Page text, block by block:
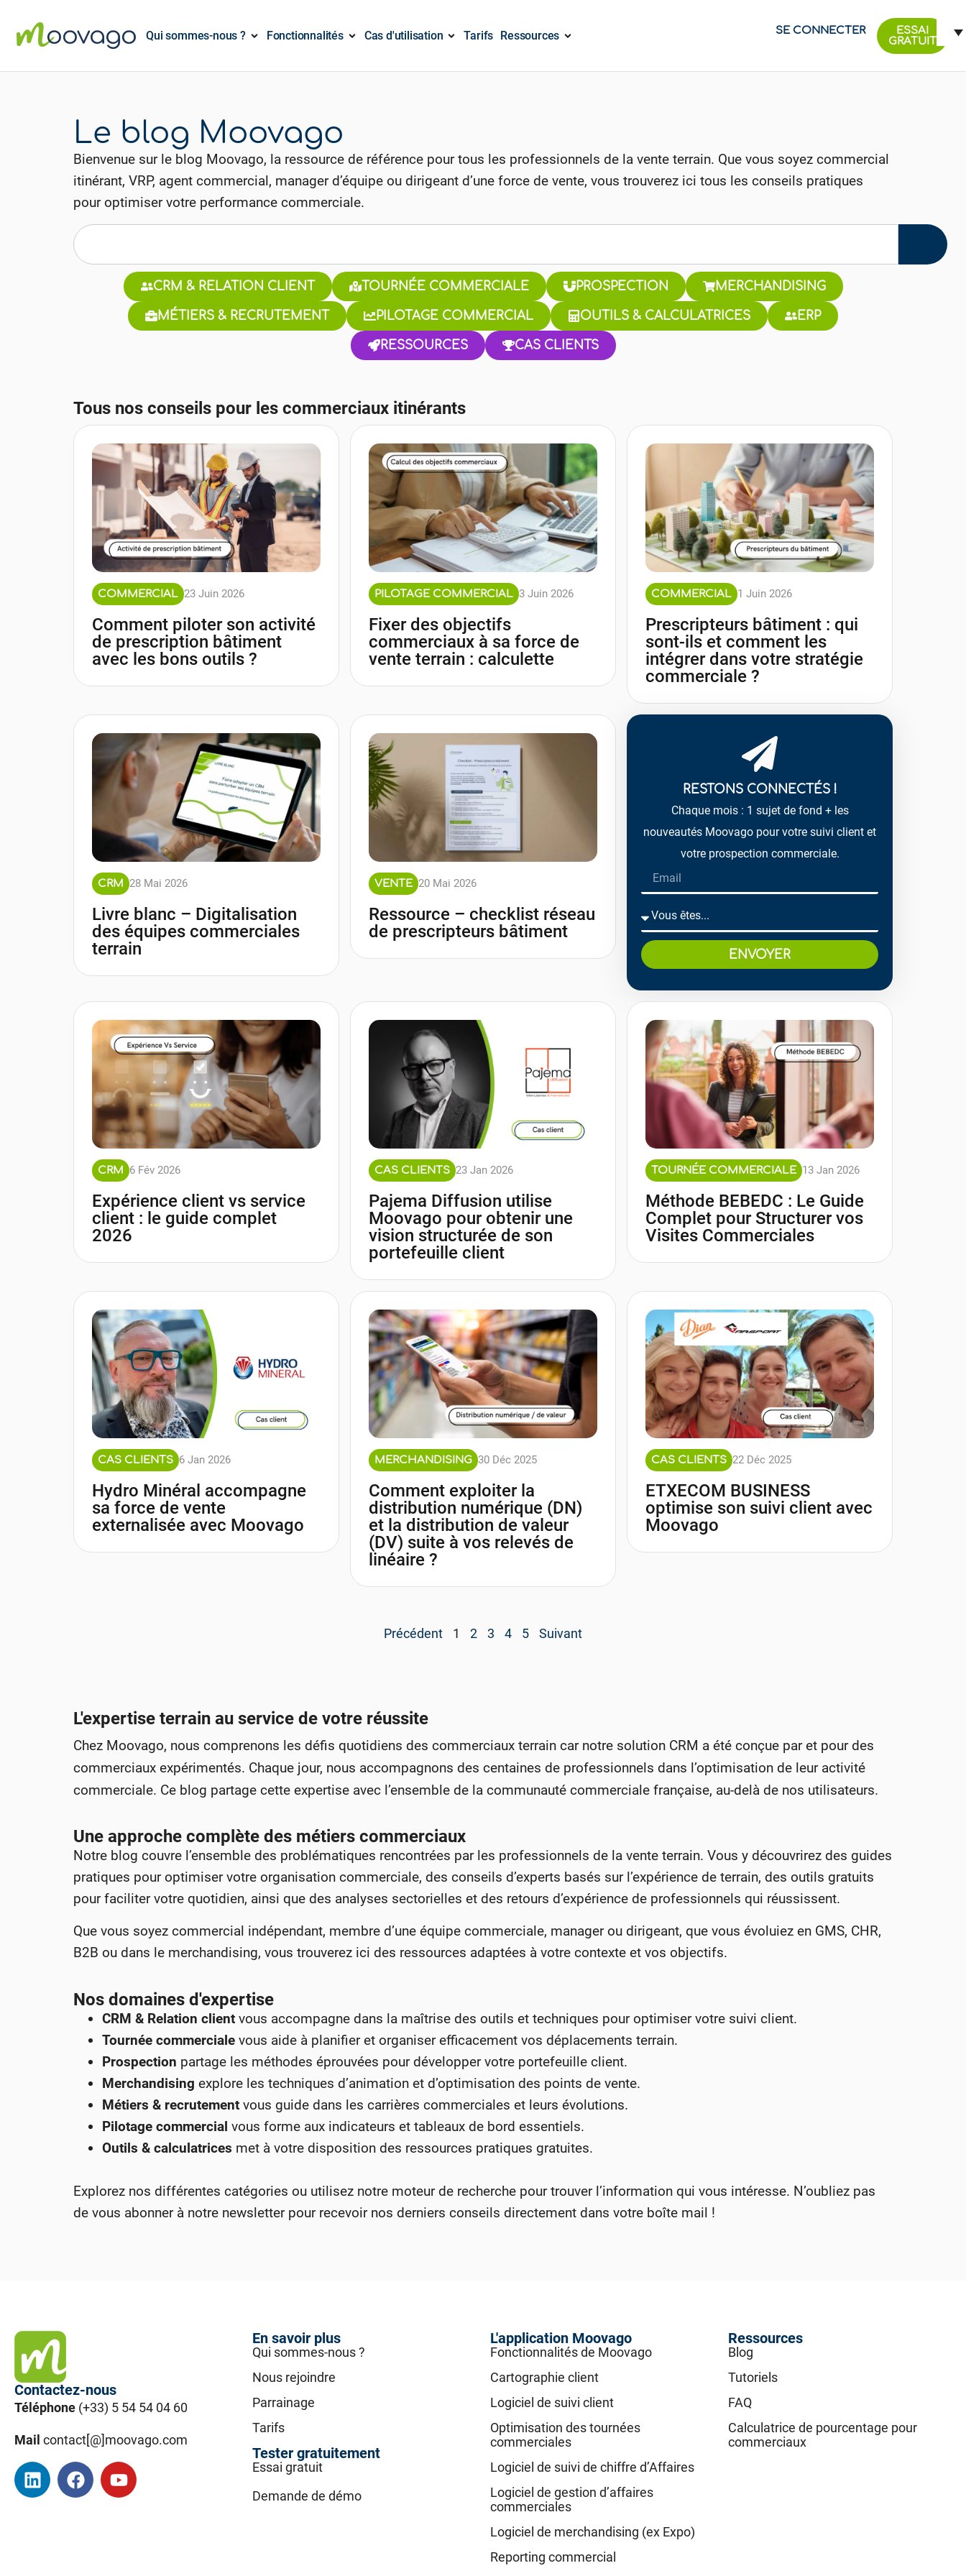
Qui sommes-nous ? Fonctionnalités Cas d'utilisation Tarifs Ressources SE CONNECTER
ESSAI
GRATUIT
Le blog Moovago
Bienvenue sur le blog Moovago, la ressource de référence pour tous les professionnels de la vente terrain. Que vous soyez commercial
itinérant, VRP, agent commercial, manager d’équipe ou dirigeant d’une force de vente, vous trouverez ici tous les conseils pratiques
pour optimiser votre performance commerciale.
CRM & RELATION CLIENT TOURNÉE COMMERCIALE PROSPECTION MERCHANDISING
MÉTIERS & RECRUTEMENT PILOTAGE COMMERCIAL OUTILS & CALCULATRICES ERP
RESSOURCES CAS CLIENTS
Tous nos conseils pour les commerciaux itinérants
COMMERCIAL 23 Juin 2026
Comment piloter son activité
de prescription bâtiment
avec les bons outils ?
PILOTAGE COMMERCIAL 3 Juin 2026
Fixer des objectifs
commerciaux à sa force de
vente terrain : calculette
COMMERCIAL 1 Juin 2026
Prescripteurs bâtiment : qui
sont-ils et comment les
intégrer dans votre stratégie
commerciale ?
CRM 28 Mai 2026
Livre blanc – Digitalisation
des équipes commerciales
terrain
VENTE 20 Mai 2026
Ressource – checklist réseau
de prescripteurs bâtiment
RESTONS CONNECTÉS !
Chaque mois : 1 sujet de fond + les
nouveautés Moovago pour votre suivi client et
votre prospection commerciale.
ENVOYER
CRM 6 Fév 2026
Expérience client vs service
client : le guide complet
2026
CAS CLIENTS 23 Jan 2026
Pajema Diffusion utilise
Moovago pour obtenir une
vision structurée de son
portefeuille client
TOURNÉE COMMERCIALE 13 Jan 2026
Méthode BEBEDC : Le Guide
Complet pour Structurer vos
Visites Commerciales
CAS CLIENTS 6 Jan 2026
Hydro Minéral accompagne
sa force de vente
externalisée avec Moovago
MERCHANDISING 30 Déc 2025
Comment exploiter la
distribution numérique (DN)
et la distribution de valeur
(DV) suite à vos relevés de
linéaire ?
CAS CLIENTS 22 Déc 2025
ETXECOM BUSINESS
optimise son suivi client avec
Moovago
Précédent 1 2 3 4 5 Suivant
L'expertise terrain au service de votre réussite
Chez Moovago, nous comprenons les défis quotidiens des commerciaux terrain car notre solution CRM a été conçue par et pour des
commerciaux expérimentés. Chaque jour, nous accompagnons des centaines de professionnels dans l’optimisation de leur activité
commerciale. Ce blog partage cette expertise avec l’ensemble de la communauté commerciale française, au-delà de nos utilisateurs.
Une approche complète des métiers commerciaux
Notre blog couvre l’ensemble des problématiques rencontrées par les professionnels de la vente terrain. Vous y découvrirez des guides
pratiques pour optimiser votre organisation commerciale, des conseils d’experts basés sur l’expérience de terrain, des outils gratuits
pour faciliter votre quotidien, ainsi que des analyses sectorielles et des retours d’expérience de professionnels qui réussissent.
Que vous soyez commercial indépendant, membre d’une équipe commerciale, manager ou dirigeant, que vous évoluiez en GMS, CHR,
B2B ou dans le merchandising, vous trouverez ici des ressources adaptées à votre contexte et vos objectifs.
Nos domaines d'expertise
CRM & Relation client vous accompagne dans la maîtrise des outils et techniques pour optimiser votre suivi client.
Tournée commerciale vous aide à planifier et organiser efficacement vos déplacements terrain.
Prospection partage les méthodes éprouvées pour développer votre portefeuille client.
Merchandising explore les techniques d’animation et d’optimisation des points de vente.
Métiers & recrutement vous guide dans les carrières commerciales et leurs évolutions.
Pilotage commercial vous forme aux indicateurs et tableaux de bord essentiels.
Outils & calculatrices met à votre disposition des ressources pratiques gratuites.
Explorez nos différentes catégories ou utilisez notre moteur de recherche pour trouver l’information qui vous intéresse. N’oubliez pas
de vous abonner à notre newsletter pour recevoir nos derniers conseils directement dans votre boîte mail !
Contactez-nous
Téléphone (+33) 5 54 54 04 60
Mail contact[@]moovago.com
En savoir plus
Qui sommes-nous ?
Nous rejoindre
Parrainage
Tarifs
Tester gratuitement
Essai gratuit
Demande de démo
L'application Moovago
Fonctionnalités de Moovago
Cartographie client
Logiciel de suivi client
Optimisation des tournées
commerciales
Logiciel de suivi de chiffre d’Affaires
Logiciel de gestion d’affaires
commerciales
Logiciel de merchandising (ex Expo)
Reporting commercial
Ressources
Blog
Tutoriels
FAQ
Calculatrice de pourcentage pour
commerciaux